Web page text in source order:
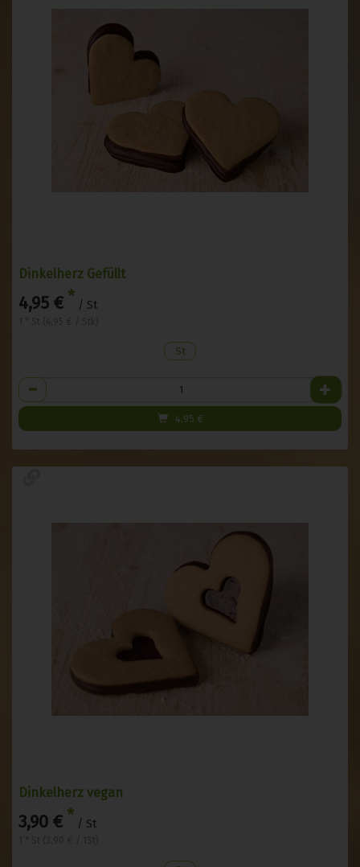
Dinkelherz Gefüllt
4,95 € * / St
St
Anzahl
4,95 €
Dinkelherz vegan
3,90 € * / St